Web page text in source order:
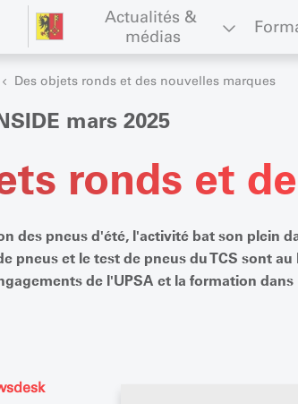
Actualités &
médias
Des objets ronds et des nouvelles marques
mars 2025
ronds et
des pneus d'été, l'activité bat son plein
pneus et le test de pneus du TCS sont
de l'UPSA et la formation